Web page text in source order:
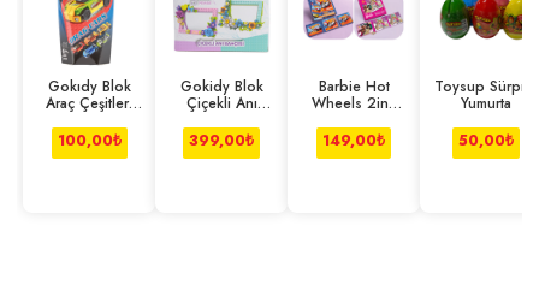
Gokıdy Blok
Araç Çeşitleri
100,00₺
Gokidy Blok
Çiçekli Anı
mavi
399,00₺
Barbie Hot
Wheels 2in1
149,00₺
Toysup Sürpriz
Yumurta
50,00₺